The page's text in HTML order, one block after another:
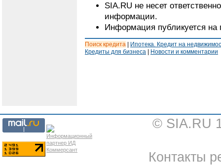
SIA.RU не несет
информации.
Информация публикуется на
Поиск кредита
Ипотека. Кредит на
Кредиты для бизнеса
Новости и комментарии
© SIA.RU
Контакты